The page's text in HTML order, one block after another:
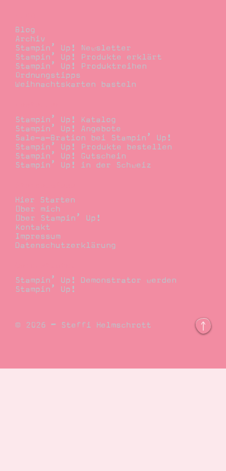
Blog
Archiv
Stampin’ Up! Newsletter
Stampin’ Up! Produkte erklärt
Stampin’ Up! Produktreihen
Ordnungstipps
Weihnachtskarten basteln
Stampin’ Up! Katalog
Stampin’ Up! Angebote
Sale-a-Bration bei Stampin’ Up!
Stampin’ Up! Produkte bestellen
Stampin’ Up! Gutschein
Stampin’ Up! in der Schweiz
Hier Starten
Über mich
Über Stampin’ Up!
Kontakt
Impressum
Datenschutzerklärung
Stampin’ Up! Demonstrator werden
Stampin’ Up!
© 2026 – Steffi Helmschrott